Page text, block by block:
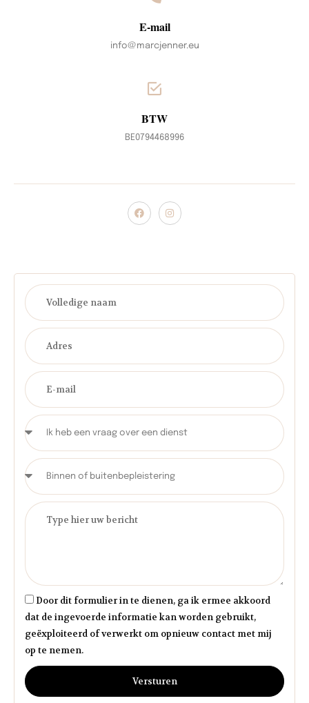
E-mail
info@marcjenner.eu
BTW
BE0794468996
Door dit formulier in te dienen, ga ik ermee akkoord
dat de ingevoerde informatie kan worden gebruikt,
geëxploiteerd of verwerkt om opnieuw contact met mij
op te nemen.
Versturen